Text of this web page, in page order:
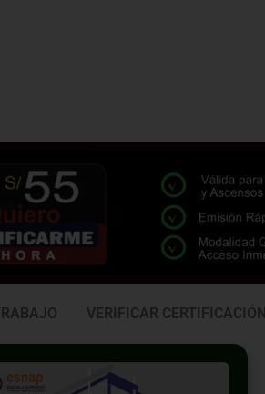
VERIFICAR CERTIFICACIÓN